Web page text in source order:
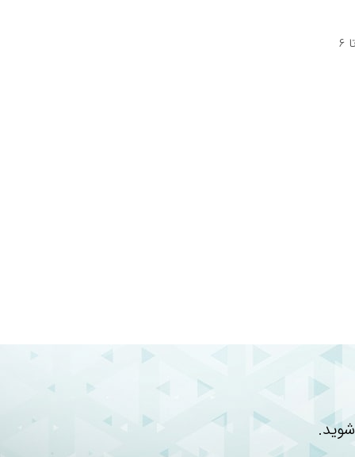
افراد بالای ۱۶ سال روزانه ۲ تا ۳ عدد قرص لاغری کربو اسلیم قبل از هر وعده غذایی حاوی کربوهیدرات مصرف کنند. (مصرف روزانه تا ۶